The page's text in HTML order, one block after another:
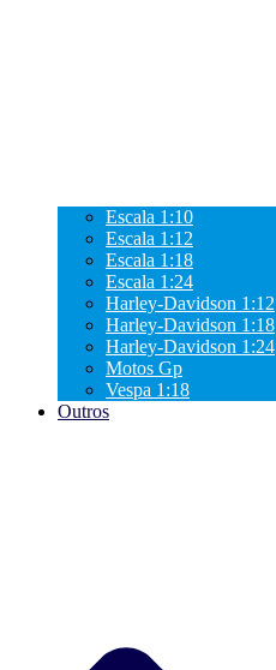
Escala 1:10
Escala 1:12
Escala 1:18
Escala 1:24
Harley-Davidson 1:12
Harley-Davidson 1:18
Harley-Davidson 1:24
Motos Gp
Vespa 1:18
Outros